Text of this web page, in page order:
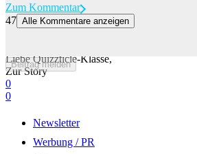
Beitrag melden
Zum Kommentar
47 Alle Kommentare anzeigen
Liebe Quizzticle-Klasse,
Zur Story
0
0
Newsletter
Werbung / PR